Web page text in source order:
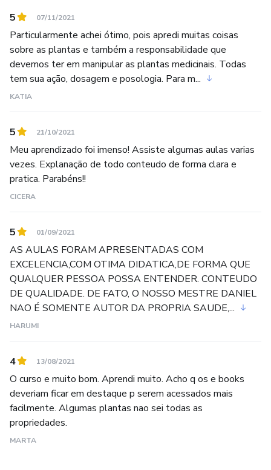
desistência e te devolveremos o valor total do
pagamento! Assim você não corre nenhum risco!!
5 07/11/2021
Particularmente achei ótimo, pois apredi muitas coisas
sobre as plantas e também a responsabilidade que
devemos ter em manipular as plantas medicinais. Todas
tem sua ação, dosagem e posologia. Para m...
KATIA
5 21/10/2021
Meu aprendizado foi imenso! Assiste algumas aulas varias
vezes. Explanação de todo conteudo de forma clara e
pratica. Parabéns!!
CICERA
5 01/09/2021
AS AULAS FORAM APRESENTADAS COM
EXCELENCIA,COM OTIMA DIDATICA,DE FORMA QUE
QUALQUER PESSOA POSSA ENTENDER. CONTEUDO
DE QUALIDADE. DE FATO, O NOSSO MESTRE DANIEL
NAO É SOMENTE AUTOR DA PROPRIA SAUDE,...
HARUMI
4 13/08/2021
O curso e muito bom. Aprendi muito. Acho q os e books
deveriam ficar em destaque p serem acessados mais
facilmente. Algumas plantas nao sei todas as
propriedades.
MARTA